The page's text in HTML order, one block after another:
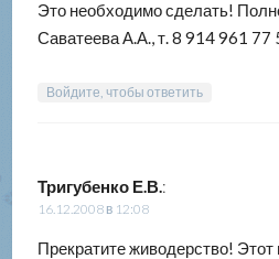
Это необходимо сделать!
Саватеева А.А., т. 8 914 961 77
Войдите, чтобы ответить
Тригубенко Е.В.:
16.12.2008 в 12:08
Прекратите живодерство!